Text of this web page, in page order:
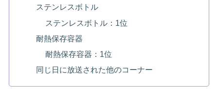
ステンレスボトル
ステンレスボトル：1位
耐熱保存容器
耐熱保存容器：1位
同じ日に放送された他のコーナー